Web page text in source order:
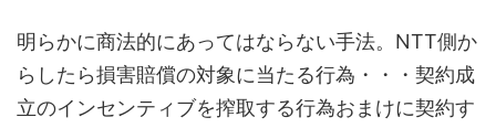
明らかに商法的にあってはならない手法。NTT側か
らしたら損害賠償の対象に当たる行為・・・契約成
立のインセンティブを搾取する行為おまけに契約す